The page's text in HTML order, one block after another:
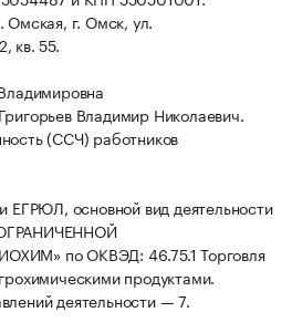
г. Омск, ул.
кв. 55.
Владимир Николаевич.
(ССЧ) работников
ЕГРЮЛ, основной вид деятельности
по ОКВЭД: 46.75.1 Торговля
продуктами.
деятельности — 7.